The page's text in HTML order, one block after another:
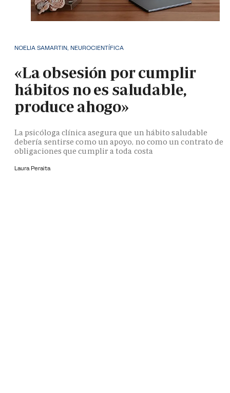
NOELIA SAMARTIN, NEUROCIENTÍFICA
«La obsesión por cumplir
hábitos no es saludable,
produce ahogo»
La psicóloga clínica asegura que un hábito saludable
debería sentirse como un apoyo, no como un contrato de
obligaciones que cumplir a toda costa
Laura Peraita